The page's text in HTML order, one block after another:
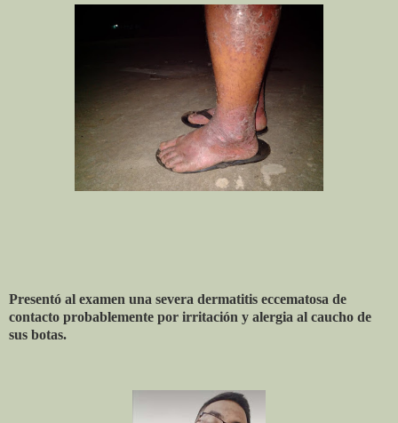
Presentó al examen una severa dermatitis eccematosa de
contacto probablemente por irritación y alergia al caucho de
sus botas.